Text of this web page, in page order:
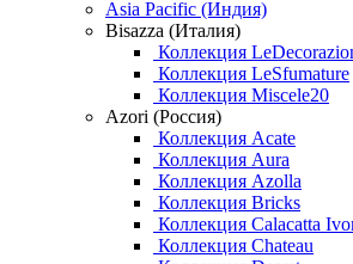
Asia Pacific (Индия)
Bisazza (Италия)
Коллекция
Коллекция LeSfumature
Коллекция Miscele20
Azori (Россия)
Коллекция Acate
Коллекция Aura
Коллекция Azolla
Коллекция Bricks
Коллекция Calacatta
Коллекция Chateau